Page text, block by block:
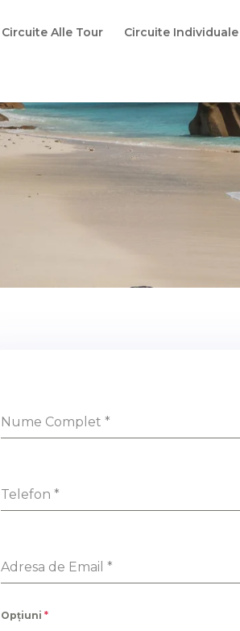
Circuite Alle Tour Circuite Individuale
Nume Complet *
Telefon *
Adresa de Email *
Opțiuni *